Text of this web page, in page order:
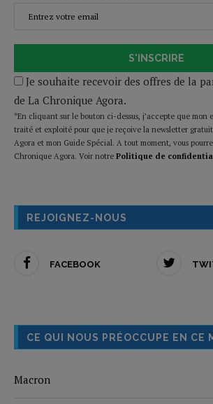
S'INSCRIRE
Je souhaite recevoir des offres de la
de La Chronique Agora.
*En cliquant sur le bouton ci-dessus, j’accepte que mon
traité et exploité pour que je reçoive la newsletter
Agora et mon Guide Spécial. A tout moment, vous
Chronique Agora. Voir notre Politique de
REJOIGNEZ-NOUS
FACEBOOK
CE QUI NOUS PRÉOCCUPE EN CE
Macron